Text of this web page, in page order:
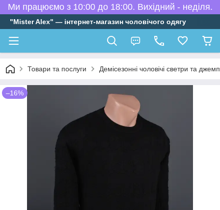
Ми працюємо з 10:00 до 18:00. Вихідний - неділя.
"Mister Alex" — інтернет-магазин чоловічого одягу
Товари та послуги Демісезонні чоловічі светри та
–16%